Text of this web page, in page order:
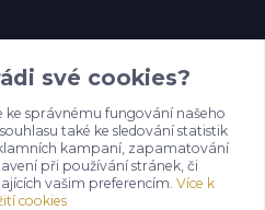
své cookies?
ke správnému fungování našeho
také ke sledování statistik
kampaní, zapamatování
při používání stránek, či
vašim preferencím. Více k
cookies